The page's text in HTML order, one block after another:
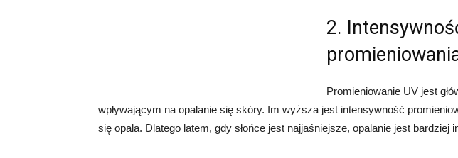
2.
Promieniowanie UV jest
wpływającym na opalanie się skóry. Im wyższa jest intensywność
się opala. Dlatego latem, gdy słońce jest najjaśniejsze, opalanie jest bardziej